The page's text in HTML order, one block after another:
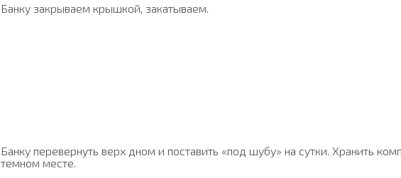
Банку закрываем крышкой, закатываем.
Банку перевернуть верх дном и поставить «под шубу» на сутки. Хранить
темном месте.